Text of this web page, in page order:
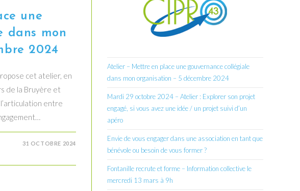
une
dans mon
2024
cet atelier, en
de la Bruyère et
entre
31 OCTOBRE 2024
Atelier – Mettre en place une gouvernance collégiale
dans mon organisation – 5 décembre 2024
Mardi 29 octobre 2024 – Atelier : Explorer son projet
engagé, si vous avez une idée / un projet suivi d’un
apéro
Envie de vous engager dans une association en tant que
bénévole ou besoin de vous former ?
Fontanille recrute et forme – Information collective le
mercredi 13 mars à 9h